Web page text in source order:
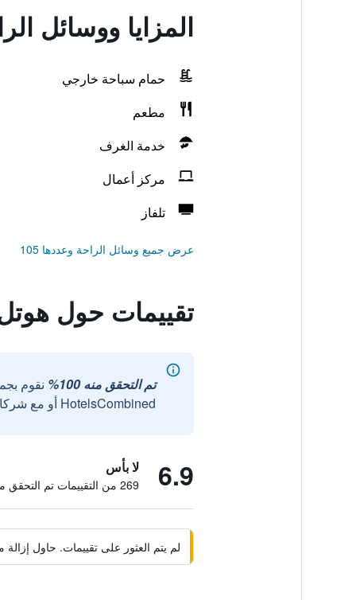
المزايا ووسائل
حمام سباحة خارجي
مطعم
خدمة الغرف
مركز أعمال
تلفاز
عرض جميع وسائل الراحة وعددها 105
تقييمات حول هوتل
تم التحقق منه 100%
نقوم
HotelsCombined أو مع شركائنا الخارجيين الموثوقين.
6.9 لا بأس
269 من التقييمات تم التحقق منها
لم يتم العثور على تقييمات. حاول